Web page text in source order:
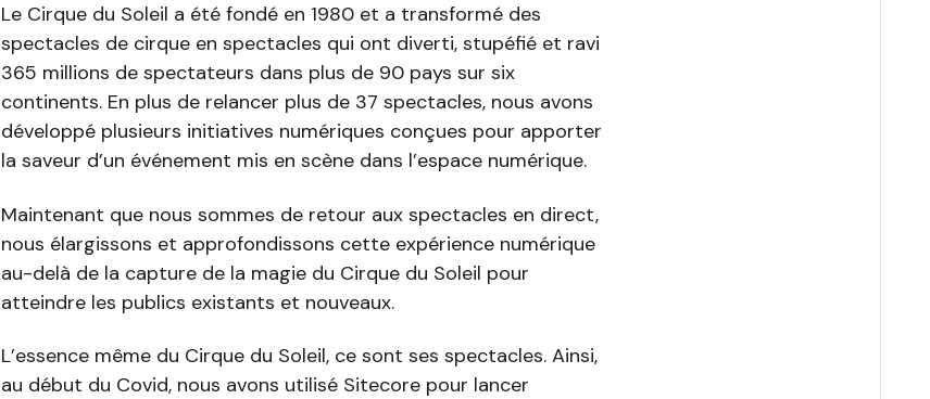
Le Cirque du Soleil a été fondé en 1980 et a transformé des
spectacles de cirque en spectacles qui ont diverti, stupéfié et ravi
365 millions de spectateurs dans plus de 90 pays sur six
continents. En plus de relancer plus de 37 spectacles, nous avons
développé plusieurs initiatives numériques conçues pour apporter
la saveur d’un événement mis en scène dans l’espace numérique.
Maintenant que nous sommes de retour aux spectacles en direct,
nous élargissons et approfondissons cette expérience numérique
au-delà de la capture de la magie du Cirque du Soleil pour
atteindre les publics existants et nouveaux.
L’essence même du Cirque du Soleil, ce sont ses spectacles. Ainsi,
au début du Covid, nous avons utilisé Sitecore pour lancer